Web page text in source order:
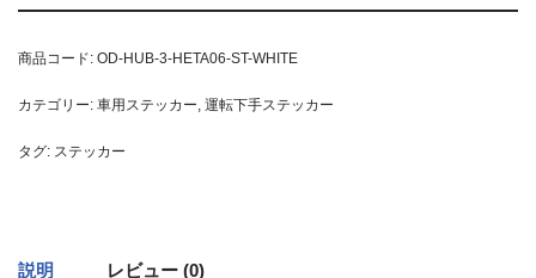
商品コード: OD-HUB-3-HETA06-ST-WHITE
カテゴリー: 車用ステッカー, 運転下手ステッカー
タグ: ステッカー
説明 レビュー (0)